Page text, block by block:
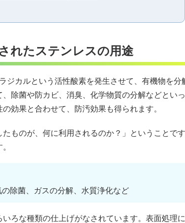
れたステンレスの用途
ジカルという活性酸素を発生させて、有機物を分
除菌や防カビ、消臭、化学物質の分解などとい
効果と合わせて、防汚効果も得られます。
たものが、何に利用されるのか？」ということです
除菌、ガスの分解、水質浄化など
ろな種類の仕上げがなされています。表面処理